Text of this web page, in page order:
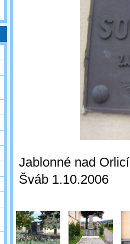
Jablonné nad
Šváb 1.10.2006